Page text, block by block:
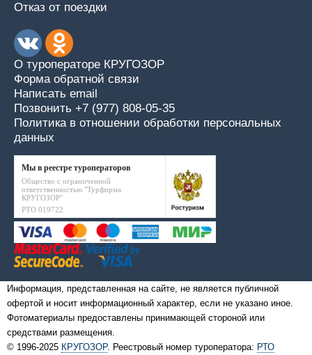
Отказ от поездки
О туроператоре КРУГОЗОР
Форма обратной связи
Написать email
Позвонить +7 (977) 808-05-35
Политика в отношении обработки персональных
данных
Мы в реестре туроператоров
Общество с ограниченной
ответственностью "Турфирма
КРУГОЗОР"
РТО 019722
Информация, представленная на сайте, не является публичной
офертой и носит информационный характер, если не указано иное.
Фотоматериалы предоставлены принимающей стороной или
средствами размещения.
© 1996-2025 КРУГОЗОР. Реестровый номер туроператора: РТО